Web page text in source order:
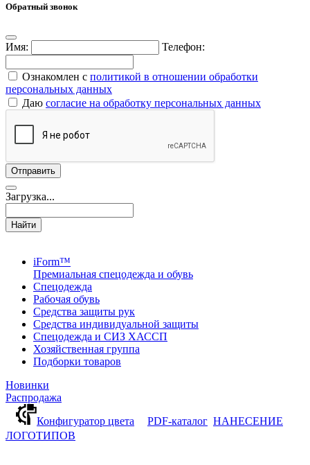
Обратный звонок
Имя: Телефон:
Ознакомлен с политикой в отношении обработки
персональных данных
Даю согласие на обработку персональных данных
Загрузка...
Найти
iForm™
Премиальная спецодежда и обувь
Спецодежда
Рабочая обувь
Средства защиты рук
Средства индивидуальной защиты
Спецодежда и СИЗ ХАССП
Хозяйственная группа
Подборки товаров
Новинки
Распродажа
Конфигуратор цвета
PDF-каталог НАНЕСЕНИЕ
ЛОГОТИПОВ